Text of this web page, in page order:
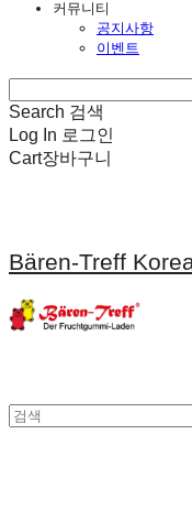
커뮤니티
공지사항
이벤트
Search 검색
Log In 로그인
Cart장바구니
Bären-Treff